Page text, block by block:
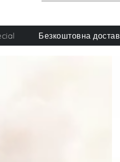
Безкоштовна доставка